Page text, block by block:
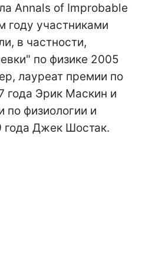
Annals of Improbable
году участниками
в частности,
по физике 2005
лауреат премии по
года Эрик Маскин и
по физиологии и
Джек Шостак.